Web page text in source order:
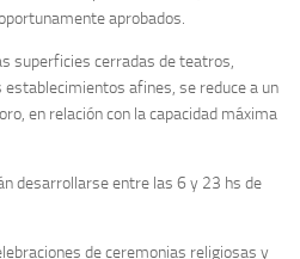
aprobados.
superficies cerradas de teatros,
afines, se reduce a un
en relación con la capacidad máxima
desarrollarse entre las 6 y 23 hs de
de ceremonias religiosas y